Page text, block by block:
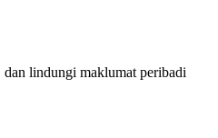
lindungi maklumat peribadi